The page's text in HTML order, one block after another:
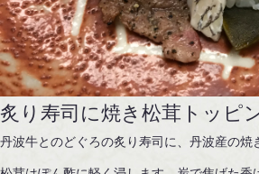
炙り寿司に焼き松茸トッピ
丹波牛とのどぐろの炙り寿司に、丹波産の焼